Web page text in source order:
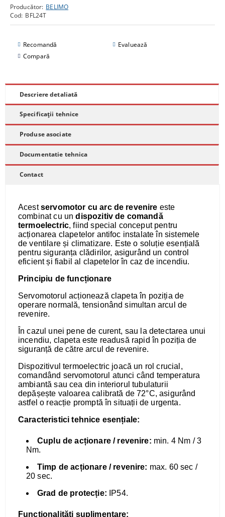
Producător: BELIMO
Cod: BFL24T
Recomandă
Evaluează
Compară
Descriere detaliată
Specificații tehnice
Produse asociate
Documentatie tehnica
Contact
Acestservomotor cu arc de revenire este
combinat cu undispozitiv de comandă
termoelectric, fiind special conceput pentru
acționarea clapetelor antifoc instalate în sistemele
de ventilare și climatizare. Este o soluție esențială
pentru siguranța clădirilor, asigurând un control
eficient și fiabil al clapetelor în caz de incendiu.
Principiu de funcționare
Servomotorul acționează clapeta în poziția de
operare normală, tensionând simultan arcul de
revenire.
În cazul unei pene de curent, sau la detectarea unui
incendiu, clapeta este readusă rapid în poziția de
siguranță de către arcul de revenire.
Dispozitivul termoelectric joacă un rol crucial,
comandând servomotorul atunci când temperatura
ambiantă sau cea din interiorul tubulaturii
depășește valoarea calibrată de 72°C, asigurând
astfel o reacție promptă în situații de urgenta.
Caracteristici tehnice esențiale:
Cuplu de acționare / revenire: min. 4 Nm / 3
Nm.
Timp de acționare / revenire: max. 60 sec /
20 sec.
Grad de protecție: IP54.
Funcționalități suplimentare: